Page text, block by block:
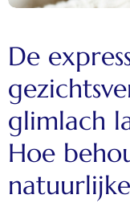
De
glimlach
Hoe